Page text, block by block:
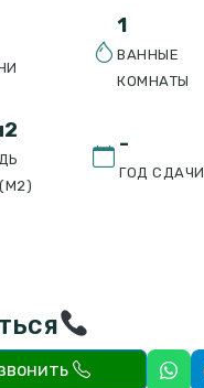
1
ВАННЫЕ
КОМНАТЫ
-
ГОД СДАЧИ